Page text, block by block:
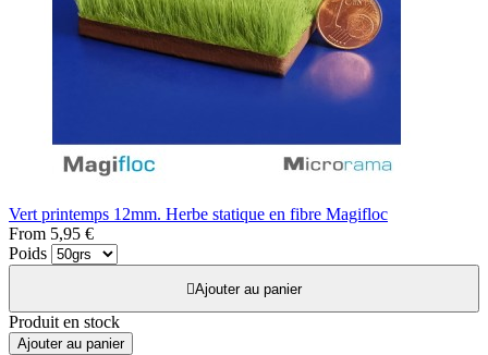
Vert printemps 12mm. Herbe statique en fibre Magifloc
From 5,95 €
Poids
Ajouter au panier
Produit en stock
Ajouter au panier